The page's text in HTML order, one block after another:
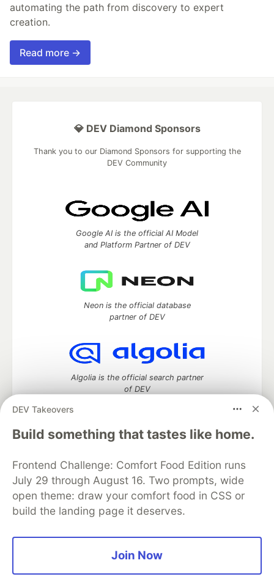
automating the path from discovery to expert
creation.
Read more →
DEV Takeovers
Build something that tastes like home.
Frontend Challenge: Comfort Food Edition runs
July 29 through August 16. Two prompts, wide
open theme: draw your comfort food in CSS or
build the landing page it deserves.
Join Now
💎 DEV Diamond Sponsors
Thank you to our Diamond Sponsors for supporting the
DEV Community
Google AI is the official AI Model
and Platform Partner of DEV
Neon is the official database
partner of DEV
Algolia is the official search partner
of DEV
development and manage your software career
Home
DEV Challenges DEV++
Videos
DEV Education Tracks
DEV Help
Advertise on DEV
Organization Accounts
DEV Showcase About
Contact
Free Postgres Database
DEV Shop
Built onForem— theopen sourcesoftware that powersDEV
and other inclusive communities.
Ruby on Rails. DEV Community
2026.